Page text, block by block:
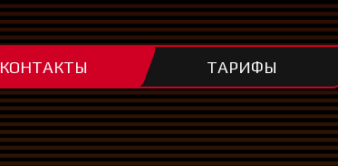
ТАРИФЫ
ТАРИФЫ
КОНТАКТЫ